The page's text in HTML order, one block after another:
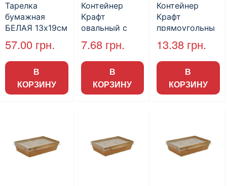
Тарелка
бумажная
БЕЛАЯ 13х19см
100шт/пак
57.00 грн.
В
КОРЗИНУ
Контейнер
Крафт
овальный с
крышкой,
120*170*45мм
7.68 грн.
В
КОРЗИНУ
Контейнер
Крафт
прямоугольны
й с крышкой
150*150*60мм
1200 мл (50шт/
13.38 грн.
В
КОРЗИНУ